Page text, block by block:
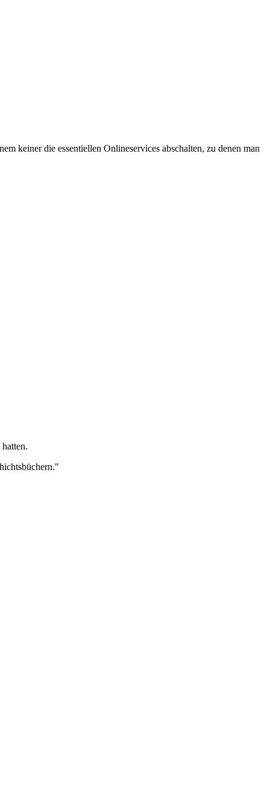
keiner die essentiellen Onlineservices abschalten, zu denen man